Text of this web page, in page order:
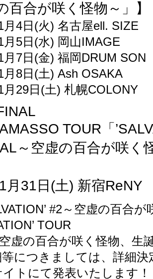
百合が咲く怪物～」】
月4日(火) 名古屋ell. SIZE
月5日(水) 岡山IMAGE
月7日(金) 福岡DRUM SON
月8日(土) Ash OSAKA
月29日(土) 札幌COLONY
TOUR「
～空虚の百合が咲く
月31日(土) 新宿ReNY
#2～空虚の百合が
TOUR
虚の百合が咲く怪物、生
等につきましては、詳細決
トにて発表いたします！